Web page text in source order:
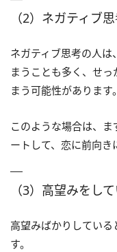
（2）ネガティブ
ネガティブ思考の人
まうことも多く、せ
まう可能性があります。
このような場合は、
ートして、恋に前向き
（3）高望みをし
高望みばかりしてい
す。